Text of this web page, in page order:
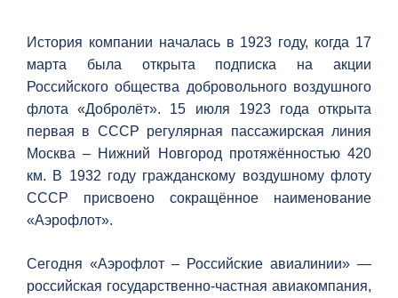
История компании началась в 1923 году, когда 17
марта была открыта подписка на акции
Российского общества добровольного воздушного
флота «Добролёт». 15 июля 1923 года открыта
первая в СССР регулярная пассажирская линия
Москва – Нижний Новгород протяжённостью 420
км. В 1932 году гражданскому воздушному флоту
СССР присвоено сокращённое наименование
«Аэрофлот».
Сегодня «Аэрофлот – Российские авиалинии» —
российская государственно-частная авиакомпания,